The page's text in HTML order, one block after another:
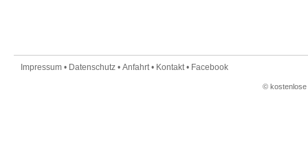
Impressum • Datenschutz • Anfahrt• Kontakt• Facebook
© kostenlose